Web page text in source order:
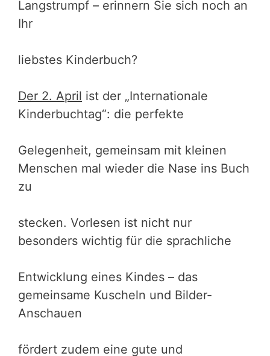
Langstrumpf – erinnern Sie sich noch an
Ihr
liebstes Kinderbuch?
Der 2. April ist der „Internationale
Kinderbuchtag“: die perfekte
Gelegenheit, gemeinsam mit kleinen
Menschen mal wieder die Nase ins Buch
zu
stecken. Vorlesen ist nicht nur
besonders wichtig für die sprachliche
Entwicklung eines Kindes – das
gemeinsame Kuscheln und Bilder-
Anschauen
fördert zudem eine gute und